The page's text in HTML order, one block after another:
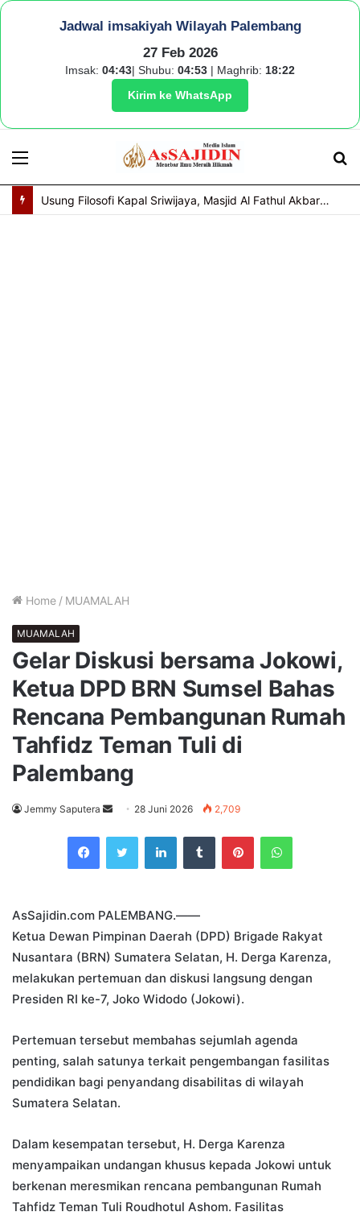
Jadwal imsakiyah Wilayah Palembang
27 Feb 2026
Imsak: 04:43| Shubu: 04:53 | Maghrib: 18:22
Kirim ke WhatsApp
Menu
Usung Filosofi Kapal Sriwijaya, Masjid Al Fathul Akbar Siap Tampil Lebih Ikonik
Home / MUAMALAH
MUAMALAH
Gelar Diskusi bersama Jokowi,
Ketua DPD BRN Sumsel Bahas
Rencana Pembangunan Rumah
Tahfidz Teman Tuli di
Palembang
Jemmy Saputera
Send
email
28 Juni 2026 2,709
FacebookTwitterLinkedInTumblrPinterestWhatsApp
AsSajidin.com PALEMBANG.——
Ketua Dewan Pimpinan Daerah (DPD) Brigade Rakyat
Nusantara (BRN) Sumatera Selatan, H. Derga Karenza,
melakukan pertemuan dan diskusi langsung dengan
Presiden RI ke-7, Joko Widodo (Jokowi).
Pertemuan tersebut membahas sejumlah agenda
penting, salah satunya terkait pengembangan fasilitas
pendidikan bagi penyandang disabilitas di wilayah
Sumatera Selatan.
​Dalam kesempatan tersebut, H. Derga Karenza
menyampaikan undangan khusus kepada Jokowi untuk
berkenan meresmikan rencana pembangunan Rumah
Tahfidz Teman Tuli Roudhotul Ashom. Fasilitas